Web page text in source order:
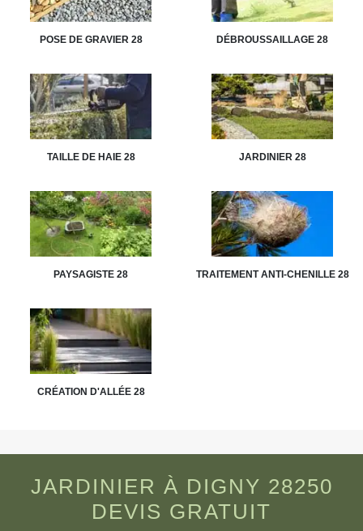
POSE DE GRAVIER 28 DÉBROUSSAILLAGE 28
TAILLE DE HAIE 28 JARDINIER 28
PAYSAGISTE 28 TRAITEMENT ANTI-CHENILLE 28
CRÉATION D'ALLÉE 28
JARDINIER À DIGNY 28250
DEVIS GRATUIT